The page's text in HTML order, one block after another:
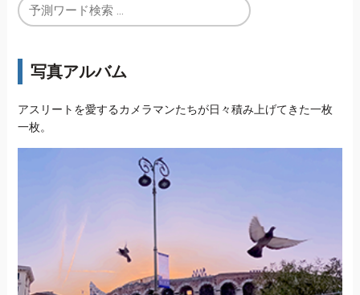
写真アルバム
アスリートを愛するカメラマンたちが日々積み上げてきた一枚
一枚。